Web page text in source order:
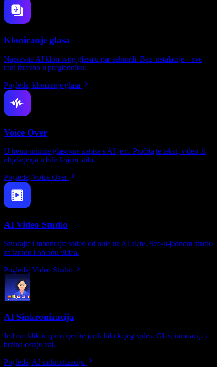
Kloniranje glasa
Napravite AI klon svog glasa u par sekundi. Bez instalacije – sve
radi izravno u pregledniku.
Pogledaj kloniranje glasa
Voice Over
U trenu snimite glasovne zapise s AI-jem. Pročitajte tekst, video ili
objašnjenja u bilo kojem stilu.
Pogledaj Voice Over
AI Video Studio
Stvarajte i montirajte video od nule uz AI alate. Sve-u-jednom studio
za izradu i obradu videa.
Pogledaj Video Studio
AI Sinkronizacija
Jednim klikom promijenite jezik bilo kojeg videa. Glas, intonacija i
brzina ostaju isti.
Pogledaj AI sinkronizaciju